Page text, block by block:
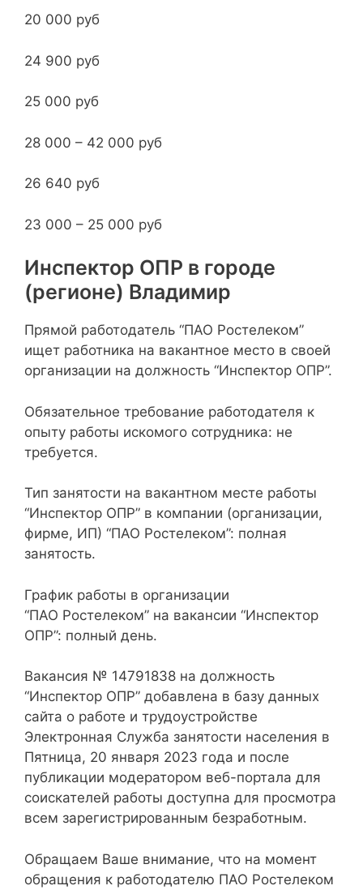
20 000 руб
24 900 руб
25 000 руб
28 000 – 42 000 руб
26 640 руб
23 000 – 25 000 руб
Инспектор ОПР в городе
(регионе) Владимир
Прямой работодатель “ПАО Ростелеком”
ищет работника на вакантное место в своей
организации на должность “Инспектор ОПР”.
Обязательное требование работодателя к
опыту работы искомого сотрудника: не
требуется.
Тип занятости на вакантном месте работы
“Инспектор ОПР” в компании (организации,
фирме, ИП) “ПАО Ростелеком”: полная
занятость.
График работы в организации
“ПАО Ростелеком” на вакансии “Инспектор
ОПР”: полный день.
Вакансия № 14791838 на должность
“Инспектор ОПР” добавлена в базу данных
сайта о работе и трудоустройстве
Электронная Служба занятости населения в
Пятница, 20 января 2023 года и после
публикации модератором веб-портала для
соискателей работы доступна для просмотра
всем зарегистрированным безработным.
Обращаем Ваше внимание, что на момент
обращения к работодателю ПАО Ростелеком